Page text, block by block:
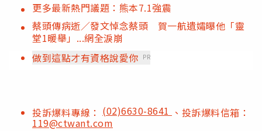
更多最新熱門議題：熊本7.1強震
蔡頭傳病逝／發文悼念蔡頭 賀一航遺孀曝他「靈
堂1暖舉」...網全淚崩
做到這點才有資格說愛你 PR
投訴爆料專線： (02)6630-8641 、投訴爆料信箱：
119@ctwant.com